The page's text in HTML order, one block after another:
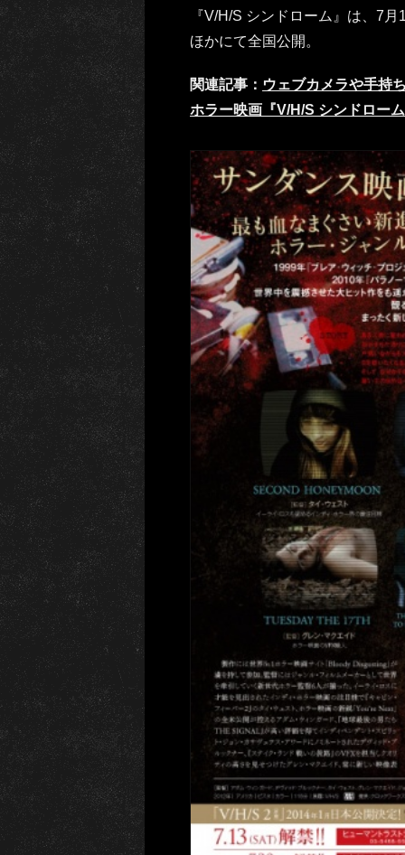
『V/H/S シンドローム』は、7
ほかにて全国公開。
関連記事： ウェブカメラや手持
ホラー映画『V/H/S シンドロー